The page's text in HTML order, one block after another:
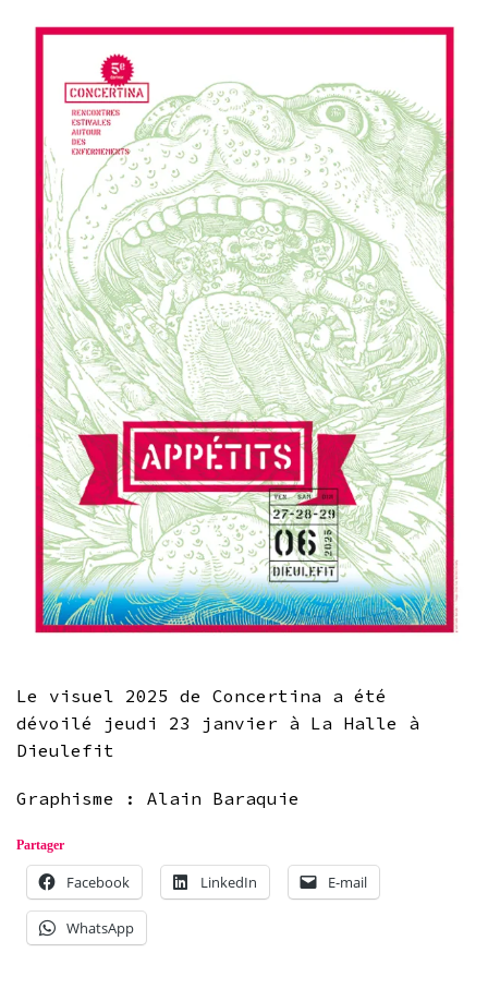
Le visuel 2025 de Concertina a été
dévoilé jeudi 23 janvier à La Halle à
Dieulefit
Graphisme : Alain Baraquie
Partager
Facebook LinkedIn E-mail
WhatsApp